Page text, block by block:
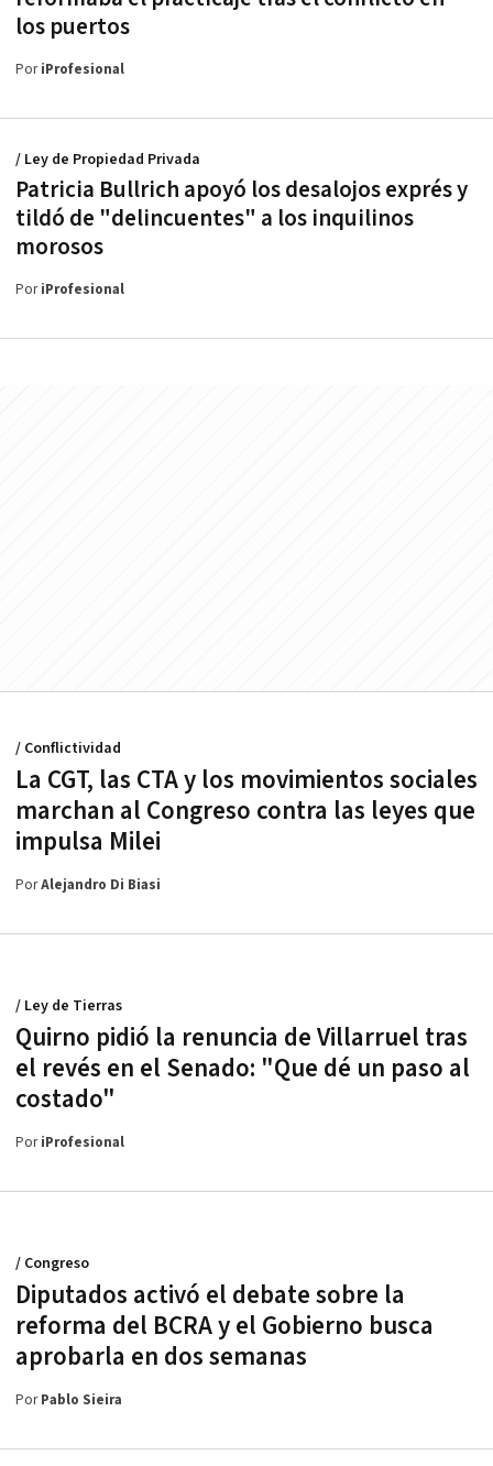
los puertos
PoriProfesional
Patricia Bullrich apoyó los desalojos exprés y
tildó de "delincuentes" a los inquilinos
morosos
/ Ley de Propiedad Privada
PoriProfesional
La CGT, las CTA y los movimientos sociales
marchan al Congreso contra las leyes que
impulsa Milei
/ Conflictividad
PorAlejandro Di Biasi
Quirno pidió la renuncia de Villarruel tras
el revés en el Senado: "Que dé un paso al
costado"
/ Ley de Tierras
PoriProfesional
Diputados activó el debate sobre la
reforma del BCRA y el Gobierno busca
aprobarla en dos semanas
/ Congreso
PorPablo Sieira